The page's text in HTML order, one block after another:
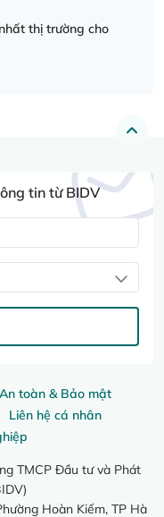
thị trường cho
An toàn & Bảo mật
Liên hệ cá nhân
TMCP Đầu tư và Phát
Hoàn Kiếm, TP Hà
tin từ BIDV